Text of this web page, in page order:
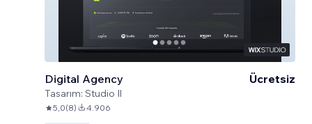
Digital Agency
Tasarım: Studio Il
Ücretsiz
5,0(8) 4.906